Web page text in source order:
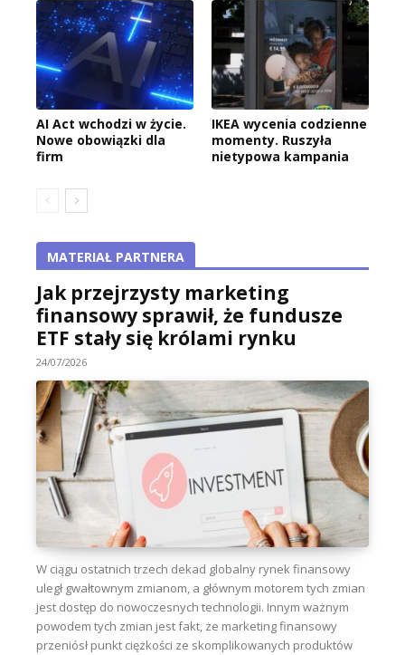
AI Act wchodzi w życie.
Nowe obowiązki dla
firm
IKEA wycenia codzienne
momenty. Ruszyła
nietypowa kampania
MATERIAŁ PARTNERA
Jak przejrzysty marketing
finansowy sprawił, że fundusze
ETF stały się królami rynku
24/07/2026
W ciągu ostatnich trzech dekad globalny rynek finansowy
uległ gwałtownym zmianom, a głównym motorem tych zmian
jest dostęp do nowoczesnych technologii. Innym ważnym
powodem tych zmian jest fakt, że marketing finansowy
przeniósł punkt ciężkości ze skomplikowanych produktów